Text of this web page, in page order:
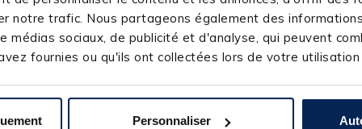
notre trafic. Nous partageons également des
médias sociaux, de publicité et d'analyse, qui peuvent
fournies ou qu'ils ont collectées lors de votre
Personnaliser
Gant de lancerpour droitiers